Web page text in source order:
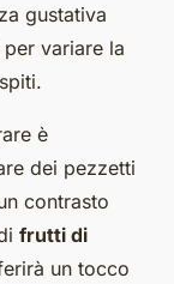
gustativa
variare la
è
dei pezzetti
contrasto
frutti di
un tocco